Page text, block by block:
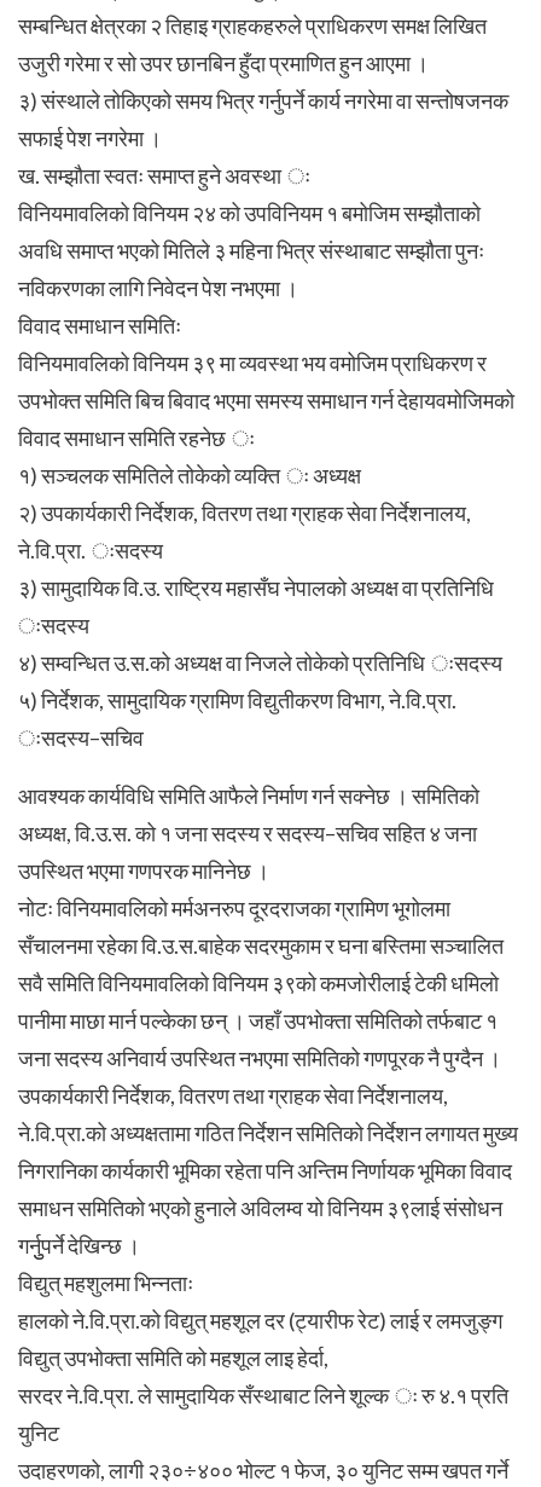
सम्बन्धित क्षेत्रका २ तिहाइ ग्राहकहरुले प्राधिकरण समक्ष लिखित
उजुरी गरेमा र सो उपर छानबिन हुँदा प्रमाणित हुन आएमा ।
३) संस्थाले तोकिएको समय भित्र गर्नुपर्ने कार्य नगरेमा वा सन्तोषजनक
सफाई पेश नगरेमा ।
ख. सम्झौता स्वतः समाप्त हुने अवस्था ः
विनियमावलिको विनियम २४ को उपविनियम १ बमोजिम सम्झौताको
अवधि समाप्त भएको मितिले ३ महिना भित्र संस्थाबाट सम्झौता पुनः
नविकरणका लागि निवेदन पेश नभएमा ।
विवाद समाधान समितिः
विनियमावलिको विनियम ३९ मा व्यवस्था भय वमोजिम प्राधिकरण र
उपभोक्त समिति बिच बिवाद भएमा समस्य समाधान गर्न देहायवमोजिमको
विवाद समाधान समिति रहनेछ ः
१) सञ्चलक समितिले तोकेको व्यक्ति ः अध्यक्ष
२) उपकार्यकारी निर्देशक, वितरण तथा ग्राहक सेवा निर्देशनालय,
ने.वि.प्रा. ःसदस्य
३) सामुदायिक वि.उ. राष्ट्रिय महासँघ नेपालको अध्यक्ष वा प्रतिनिधि
ःसदस्य
४) सम्वन्धित उ.स.को अध्यक्ष वा निजले तोकेको प्रतिनिधि ःसदस्य
५) निर्देशक, सामुदायिक ग्रामिण विद्युतीकरण विभाग, ने.वि.प्रा.
ःसदस्य–सचिव
आवश्यक कार्यविधि समिति आफैले निर्माण गर्न सक्नेछ । समितिको
अध्यक्ष, वि.उ.स. को १ जना सदस्य र सदस्य–सचिव सहित ४ जना
उपस्थित भएमा गणपरक मानिनेछ ।
नोटः विनियमावलिको मर्मअनरुप दूरदराजका ग्रामिण भूगोलमा
सँचालनमा रहेका वि.उ.स.बाहेक सदरमुकाम र घना बस्तिमा सञ्चालित
सवै समिति विनियमावलिको विनियम ३९को कमजोरीलाई टेकी धमिलो
पानीमा माछा मार्न पल्केका छन् । जहाँ उपभोक्ता समितिको तर्फबाट १
जना सदस्य अनिवार्य उपस्थित नभएमा समितिको गणपूरक नै पुग्दैन ।
उपकार्यकारी निर्देशक, वितरण तथा ग्राहक सेवा निर्देशनालय,
ने.वि.प्रा.को अध्यक्षतामा गठित निर्देशन समितिको निर्देशन लगायत मुख्य
निगरानिका कार्यकारी भूमिका रहेता पनि अन्तिम निर्णायक भूमिका विवाद
समाधन समितिको भएको हुनाले अविलम्व यो विनियम ३९लाई संसोधन
गर्नुुपर्ने देखिन्छ ।
विद्युत् महशुलमा भिन्नताः
हालको ने.वि.प्रा.को विद्युत् महशूल दर (ट्यारीफ रेट) लाई र लमजुङ्ग
विद्युत् उपभोक्ता समिति को महशूल लाइ हेर्दा,
सरदर ने.वि.प्रा. ले सामुदायिक सँस्थाबाट लिने शूल्क ः रु ४.१ प्रति
युनिट
उदाहरणको, लागी २३०÷४०० भोल्ट १ फेज, ३० युनिट सम्म खपत गर्ने